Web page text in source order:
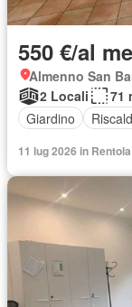
550 €/al
Almenno San
2 Locali
71
Giardino
11 lug 2026 in Rentola